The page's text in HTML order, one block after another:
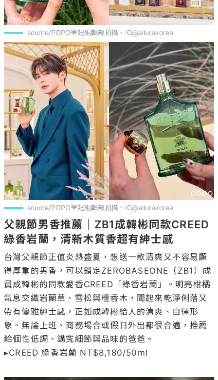
source/POPO筆記編輯部拍攝、IG@allurekorea
source/POPO筆記編輯部拍攝、IG@allurekorea
父親節男香推薦｜ZB1成韓彬同款CREED
綠香岩蘭，清新木質香超有紳士感
台灣父親節正值炎熱盛夏，想送一款清爽又不容易顯
得厚重的男香，可以鎖定ZEROBASEONE（ZB1）成
員成韓彬的同款愛香CREED「綠香岩蘭」。明亮柑橘
氣息交織岩蘭草、雪松與檀香木，聞起來乾淨俐落又
帶有優雅紳士感，正如成韓彬給人的清爽、自律形
象。無論上班、商務場合或假日外出都很合適，推薦
給個性低調、講究細節與品味的爸爸。
▸CREED 綠香岩蘭 NT$8,180/50ml